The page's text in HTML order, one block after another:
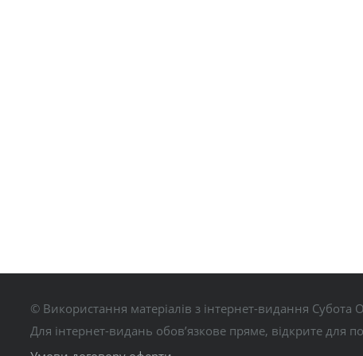
© Використання матеріалів з інтернет-видання
Для інтернет-видань обов’язкове пряме, відкрите для